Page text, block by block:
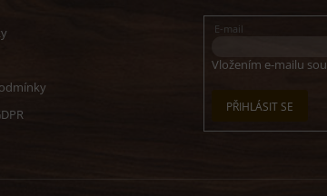
E-mail
Vložením e-mailu
PŘIHLÁSIT SE